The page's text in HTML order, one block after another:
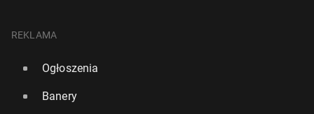
REKLAMA
Ogłoszenia
Banery